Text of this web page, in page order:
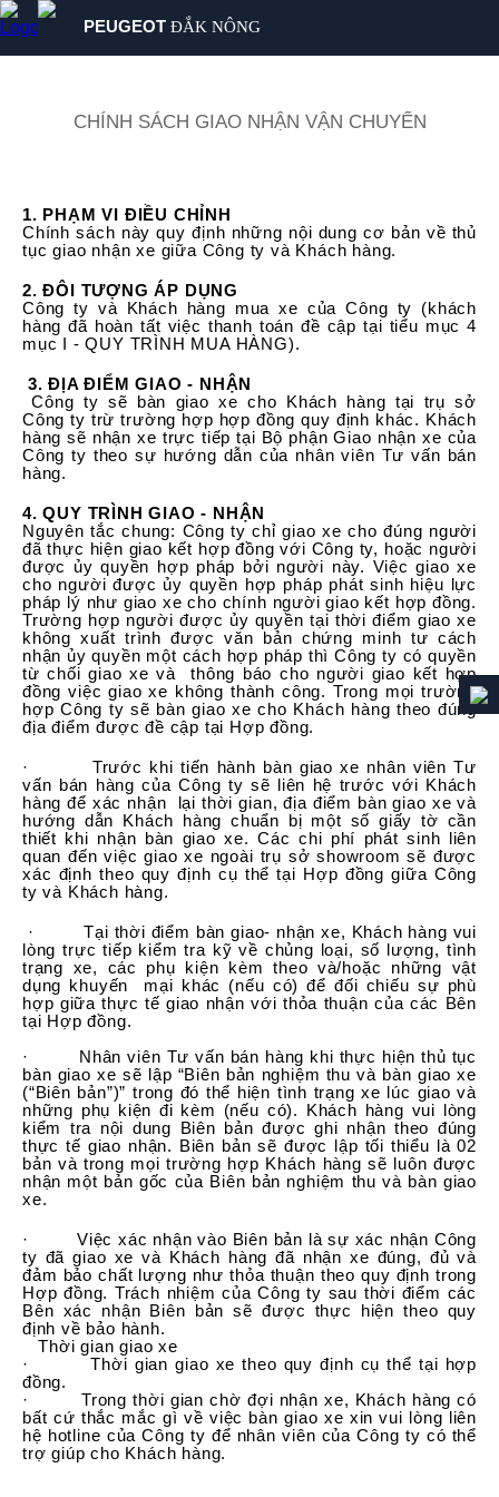
PEUGEOT ĐẮK NÔNG
TIN TỨC
LIÊN HỆ
CHÍNH SÁCH GIAO NHẬN VẬN CHUYỂN
1. PHẠM VI ĐIỀU CHỈNH
Chính sách này quy định những nội dung cơ bản về thủ
tục giao nhận xe giữa Công ty và Khách hàng.
2. ĐÔI TƯỢNG ÁP DỤNG
Công ty và Khách hàng mua xe của Công ty (khách
hàng đã hoàn tất việc thanh toán đề cập tại tiểu mục 4
mục I - QUY TRÌNH MUA HÀNG).
3. ĐỊA ĐIỂM GIAO - NHẬN
Công ty sẽ bàn giao xe cho Khách hàng tại trụ sở
Công ty trừ trường hợp hợp đồng quy định khác. Khách
hàng sẽ nhận xe trực tiếp tại Bộ phận Giao nhận xe của
Công ty theo sự hướng dẫn của nhân viên Tư vấn bán
hàng.
4. QUY TRÌNH GIAO - NHẬN
Nguyên tắc chung: Công ty chỉ giao xe cho đúng người
đã thực hiện giao kết hợp đồng với Công ty, hoặc người
được ủy quyền hợp pháp bởi người này. Việc giao xe
cho người được ủy quyền hợp pháp phát sinh hiệu lực
pháp lý như giao xe cho chính người giao kết hợp đồng.
Trường hợp người được ủy quyền tại thời điểm giao xe
không xuất trình được văn bản chứng minh tư cách
nhận ủy quyền một cách hợp pháp thì Công ty có quyền
từ chối giao xe và thông báo cho người giao kết hợp
đồng việc giao xe không thành công. Trong mọi trường
hợp Công ty sẽ bàn giao xe cho Khách hàng theo đúng
địa điểm được đề cập tại Hợp đồng.
· Trước khi tiến hành bàn giao xe nhân viên Tư
vấn bán hàng của Công ty sẽ liên hệ trước với Khách
hàng để xác nhận lại thời gian, địa điểm bàn giao xe và
hướng dẫn Khách hàng chuẩn bị một số giấy tờ cần
thiết khi nhận bàn giao xe. Các chi phí phát sinh liên
quan đến việc giao xe ngoài trụ sở showroom sẽ được
xác định theo quy định cụ thể tại Hợp đồng giữa Công
ty và Khách hàng.
· Tại thời điểm bàn giao- nhận xe, Khách hàng vui
lòng trực tiếp kiểm tra kỹ về chủng loại, số lượng, tình
trạng xe, các phụ kiện kèm theo và/hoặc những vật
dụng khuyến mại khác (nếu có) để đối chiếu sự phù
hợp giữa thực tế giao nhận với thỏa thuận của các Bên
tại Hợp đồng.
· Nhân viên Tư vấn bán hàng khi thực hiện thủ tục
bàn giao xe sẽ lập “Biên bản nghiệm thu và bàn giao xe
(“Biên bản”)” trong đó thể hiện tình trạng xe lúc giao và
những phụ kiện đi kèm (nếu có). Khách hàng vui lòng
kiểm tra nội dung Biên bản được ghi nhận theo đúng
thực tế giao nhận. Biên bản sẽ được lập tối thiểu là 02
bản và trong mọi trường hợp Khách hàng sẽ luôn được
nhận một bản gốc của Biên bản nghiệm thu và bàn giao
xe.
· Việc xác nhận vào Biên bản là sự xác nhận Công
ty đã giao xe và Khách hàng đã nhận xe đúng, đủ và
đảm bảo chất lượng như thỏa thuận theo quy định trong
Hợp đồng. Trách nhiệm của Công ty sau thời điểm các
Bên xác nhận Biên bản sẽ được thực hiện theo quy
định về bảo hành.
Thời gian giao xe
· Thời gian giao xe theo quy định cụ thể tại hợp
đồng.
· Trong thời gian chờ đợi nhận xe, Khách hàng có
bất cứ thắc mắc gì về việc bàn giao xe xin vui lòng liên
hệ hotline của Công ty để nhân viên của Công ty có thể
trợ giúp cho Khách hàng.